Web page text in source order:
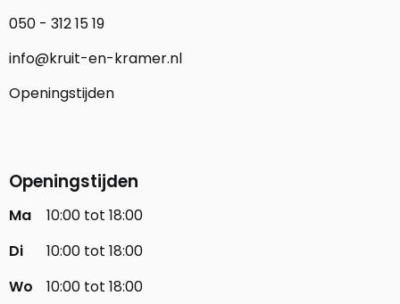
050 - 312 15 19
info@kruit-en-kramer.nl
Openingstijden
Openingstijden
Ma
10:00 tot 18:00
Di
10:00 tot 18:00
Wo
10:00 tot 18:00